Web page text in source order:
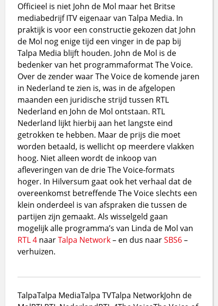
Officieel is niet John de Mol maar het Britse
mediabedrijf ITV eigenaar van Talpa Media. In
praktijk is voor een constructie gekozen dat John
de Mol nog enige tijd een vinger in de pap bij
Talpa Media blijft houden. John de Mol is de
bedenker van het programmaformat The Voice.
Over de zender waar The Voice de komende jaren
in Nederland te zien is, was in de afgelopen
maanden een juridische strijd tussen RTL
Nederland en John de Mol ontstaan. RTL
Nederland lijkt hierbij aan het langste eind
getrokken te hebben. Maar de prijs die moet
worden betaald, is wellicht op meerdere vlakken
hoog. Niet alleen wordt de inkoop van
afleveringen van de drie The Voice-formats
hoger. In Hilversum gaat ook het verhaal dat de
overeenkomst betreffende The Voice slechts een
klein onderdeel is van afspraken die tussen de
partijen zijn gemaakt. Als wisselgeld gaan
mogelijk alle programma’s van Linda de Mol van
RTL 4 naarTalpa Network– en dus naarSBS6–
verhuizen.
TalpaTalpa MediaTalpa TVTalpa NetworkJohn de